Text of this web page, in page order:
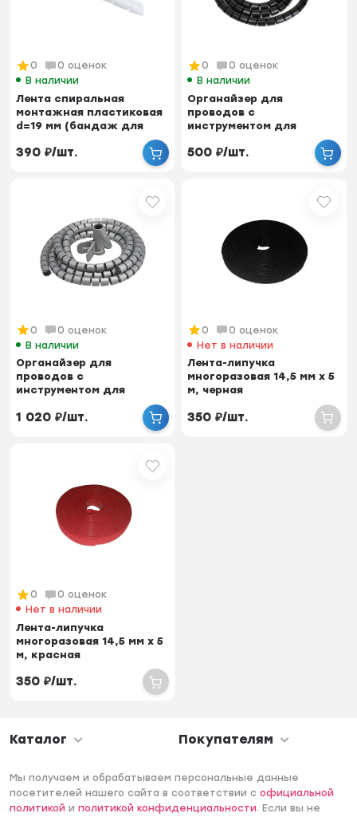
0
0 оценок
В наличии
Лента спиральная
монтажная пластиковая
d=19 мм (бандаж для
390 ₽/шт.
0
0 оценок
В наличии
Органайзер для
проводов с
инструментом для
пластик, черный...
500 ₽/шт.
0
0 оценок
В наличии
Органайзер для
проводов с
инструментом для
пластик, серый,...
1 020 ₽/шт.
0
0 оценок
Нет в наличии
Лента-липучка
многоразовая 14,5 мм x 5
м, черная
350 ₽/шт.
0
0 оценок
Нет в наличии
Лента-липучка
многоразовая 14,5 мм x 5
м, красная
350 ₽/шт.
Каталог Покупателям
Мы получаем и обрабатываем персональные данные
посетителей нашего сайта в соответствии софициальной
политикой иполитикой конфиденциальности. Если вы не